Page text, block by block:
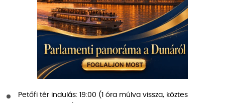
Petőfi tér indulás: 19:00 (1 óra múlva vissza, köztes